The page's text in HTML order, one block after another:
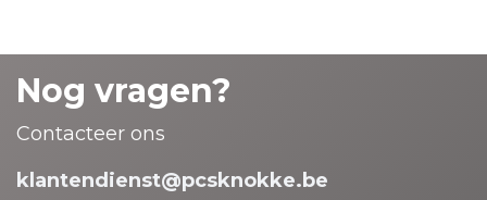
Nog vragen?
Contacteer ons
klantendienst@pcsknokke.be